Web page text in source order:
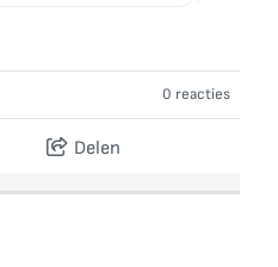
0 reacties
Delen